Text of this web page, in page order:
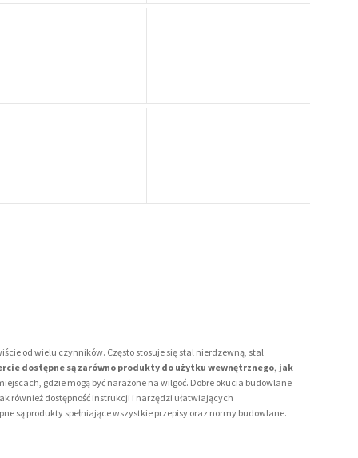
od wielu czynników. Często stosuje się stal nierdzewną, stal
dostępne są zarówno produkty do użytku wewnętrznego, jak
gdzie mogą być narażone na wilgoć. Dobre okucia budowlane
również dostępność instrukcji i narzędzi ułatwiających
są produkty spełniające wszystkie przepisy oraz normy budowlane.